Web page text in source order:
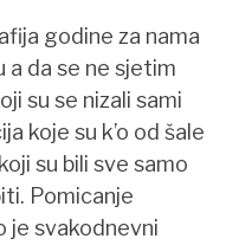
godine za nama
a da se ne sjetim
su se nizali sami
koje su k’o od šale
su bili sve samo
Pomicanje
je svakodnevni